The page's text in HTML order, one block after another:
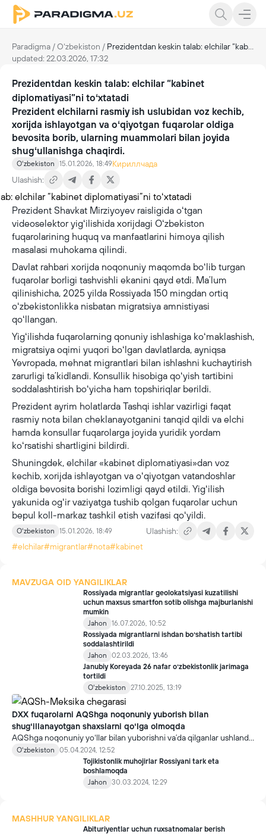
Paradigma /Oʻzbekiston / Prezidentdan keskin talab: elchilar “kabinet diplomatiyasi”ni toʻxtatadi
updated: 22.03.2026, 17:32
Prezidentdan keskin talab: elchilar “kabinet
diplomatiyasi”ni toʻxtatadi
Prezident elchilarni rasmiy ish uslubidan voz kechib,
xorijda ishlayotgan va oʻqiyotgan fuqarolar oldiga
bevosita borib, ularning muammolari bilan joyida
shugʻullanishga chaqirdi.
Oʻzbekiston 15.01.2026, 18:49Кириллчада
Ulashish:
Prezident Shavkat Mirziyoyev raisligida oʻtgan
videoselektor yigʻilishida xorijdagi Oʻzbekiston
fuqarolarining huquq va manfaatlarini himoya qilish
masalasi muhokama qilindi.
Davlat rahbari xorijda noqonuniy maqomda boʻlib turgan
fuqarolar borligi tashvishli ekanini qayd etdi. Maʼlum
qilinishicha, 2025 yilda Rossiyada 150 mingdan ortiq
oʻzbekistonlikka nisbatan migratsiya amnistiyasi
qoʻllangan.
Yigʻilishda fuqarolarning qonuniy ishlashiga koʻmaklashish,
migratsiya oqimi yuqori boʻlgan davlatlarda, ayniqsa
Yevropada, mehnat migrantlari bilan ishlashni kuchaytirish
zarurligi taʼkidlandi. Konsullik hisobiga qoʻyish tartibini
soddalashtirish boʻyicha ham topshiriqlar berildi.
Prezident ayrim holatlarda Tashqi ishlar vazirligi faqat
rasmiy nota bilan cheklanayotganini tanqid qildi va elchi
hamda konsullar fuqarolarga joyida yuridik yordam
koʻrsatishi shartligini bildirdi.
Shuningdek, elchilar «kabinet diplomatiyasi»dan voz
kechib, xorijda ishlayotgan va oʻqiyotgan vatandoshlar
oldiga bevosita borishi lozimligi qayd etildi. Yigʻilish
yakunida ogʻir vaziyatga tushib qolgan fuqarolar uchun
bepul koll-markaz tashkil etish vazifasi qoʻyildi.
Oʻzbekiston 15.01.2026, 18:49
Ulashish:
#elchilar#migrantlar#nota#kabinet
MAVZUGA OID YANGILIKLAR
Rossiyada migrantlar geolokatsiyasi kuzatilishi
uchun maxsus smartfon sotib olishga majburlanishi
mumkin
Jahon
16.07.2026, 10:52
Rossiyada migrantlarni ishdan boʻshatish tartibi
soddalashtirildi
Jahon
02.03.2026, 13:46
Janubiy Koreyada 26 nafar oʻzbekistonlik jarimaga
tortildi
Oʻzbekiston
27.10.2025, 13:19
DXX fuqarolarni AQShga noqonuniy yuborish bilan
shugʻillanayotgan shaxslarni qoʻlga olmoqda
AQShga noqonuniy yoʻllar bilan yuborishni vaʼda qilganlar ushlandi.
Bu haqida UzA xabar qilmoqda.
Oʻzbekiston
05.04.2024, 12:52
Tojikistonlik muhojirlar Rossiyani tark eta
boshlamoqda
Jahon
30.03.2024, 12:29
MASHHUR YANGILIKLAR
Abituriyentlar uchun ruxsatnomalar berish